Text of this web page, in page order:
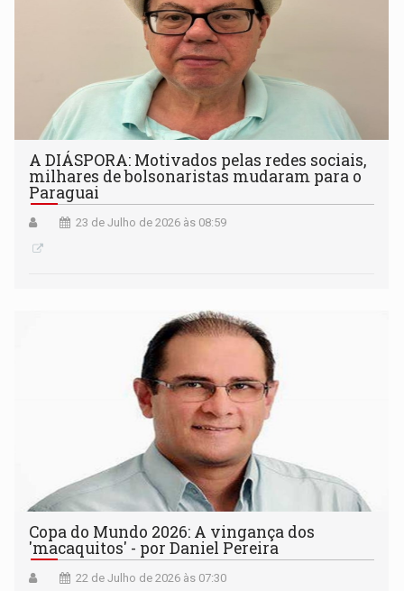
A DIÁSPORA: Motivados pelas redes sociais,
milhares de bolsonaristas mudaram para o
Paraguai
23 de Julho de 2026 às 08:59
Copa do Mundo 2026: A vingança dos
'macaquitos' - por Daniel Pereira
22 de Julho de 2026 às 07:30